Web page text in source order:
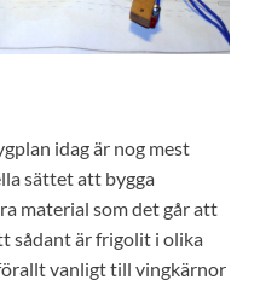
idag är nog mest
sättet att bygga
material som det går att
sådant är frigolit i olika
vanligt till vingkärnor